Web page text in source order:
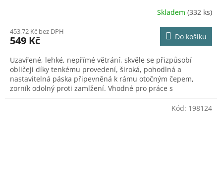
Skladem (332 ks)
453,72 Kč bez DPH
549 Kč Do košíku
Uzavřené, lehké, nepřímé větrání, skvěle se přizpůsobí
obličeji díky tenkému provedení, široká, pohodlná a
nastavitelná páska připevněná k rámu otočným čepem,
zorník odolný proti zamlžení. Vhodné pro práce s
kapalinami, chemikáliemi, velkými pr
Kód: 198124